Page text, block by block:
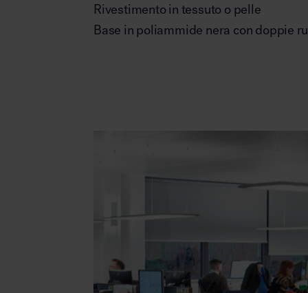
Rivestimento in tessuto o pelle
Base in poliammide nera con doppie